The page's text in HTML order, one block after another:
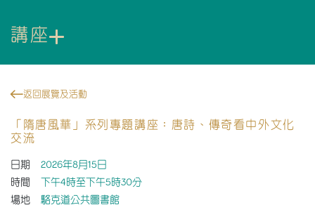
展覽及活動
合作夥伴
講座
返回展覽及活動
「隋唐風華」系列專題講座：唐詩、傳奇看中外文化
交流
日期
2026年8月15日
時間
下午4時至下午5時30分
場地
駱克道公共圖書館